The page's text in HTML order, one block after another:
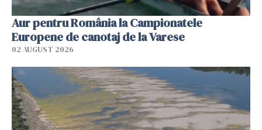
Aur pentru România la Campionatele
Europene de canotaj de la Varese
02 AUGUST 2026